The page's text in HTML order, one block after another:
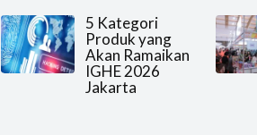
5 Kategori
Produk yang
Akan Ramaikan
IGHE 2026
Jakarta